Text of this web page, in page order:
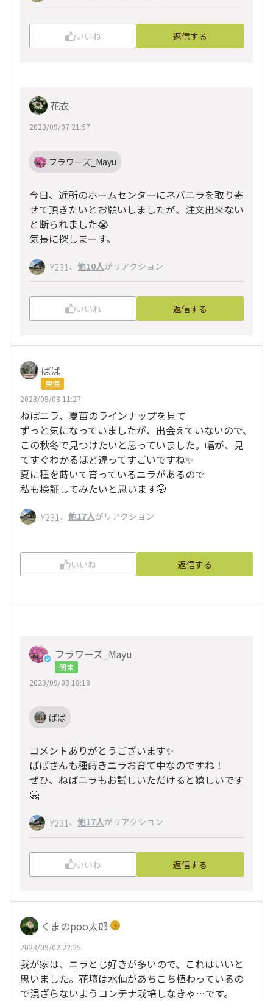
いいね 返信する
花衣
2023/09/07 21:57
フラワーズ_Mayu
今日、近所のホームセンターにネバニラを取り寄
せて頂きたいとお願いしましたが、注文出来ない
と断られました😭
気長に探しまーす。
Y231 、 他10人がリアクション
いいね 返信する
ばば
東海
2023/09/03 11:27
ねばニラ、夏苗のラインナップを見て
ずっと気になっていましたが、出会えていないので、
この秋冬で見つけたいと思っていました。幅が、見
てすぐわかるほど違ってすごいですね✨
夏に種を蒔いて育っているニラがあるので
私も検証してみたいと思います🤭
Y231 、 他17人がリアクション
いいね 返信する
フラワーズ_Mayu
関東
2023/09/03 18:18
ばば
コメントありがとうございます✨
ばばさんも種蒔きニラお育て中なのですね！
ぜひ、ねばニラもお試しいただけると嬉しいです
🤗
Y231 、 他17人がリアクション
いいね 返信する
くまのpoo太郎
2023/09/02 22:25
我が家は、ニラとじ好きが多いので、これはいいと
思いました。花壇は水仙があちこち植わっているの
で混ざらないようコンテナ栽培しなきゃ…です。